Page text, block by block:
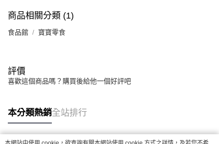
商品相關分類 (1)
食品館 寶寶零食
評價
喜歡這個商品嗎？購買後給他一個好評吧
本分類熱銷全站排行